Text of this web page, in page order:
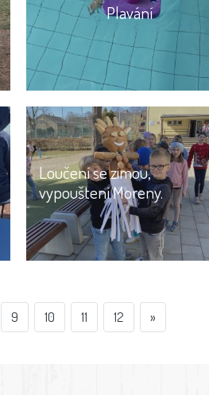
Plavání
Loučení se zimou,
vypouštení Moreny.
9 10 11 12 »